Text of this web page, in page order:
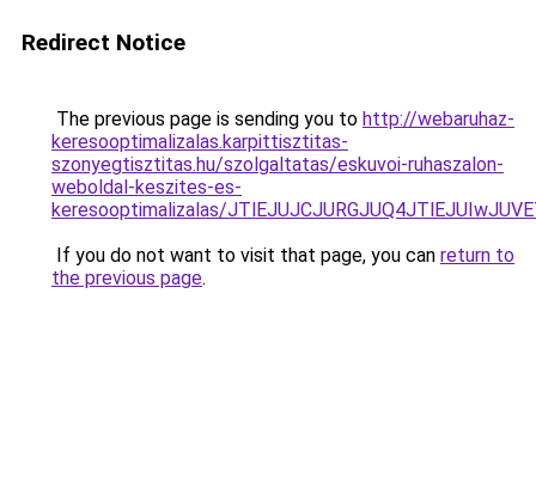
Redirect Notice
The previous page is sending you to http://webaruhaz-
keresooptimalizalas.karpittisztitas-
szonyegtisztitas.hu/szolgaltatas/eskuvoi-ruhaszalon-
weboldal-keszites-es-
keresooptimalizalas/
If you do not want to visit that page, you can return to
the previous page.